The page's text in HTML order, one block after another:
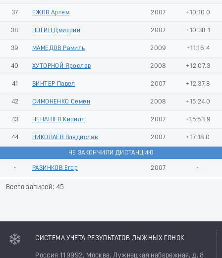
37 ЕЖОВ Артем 2007 +10:10.0
38 НОГИН Дмитрий 2007 +10:38.1
39 МАМЕДОВ Рамиль 2009 +11:16.4
40 ХУТОРНОЙ Ярослав 2008 +12:07.3
41 ВИНТЕР Павел 2007 +12:37.8
42 СИМОНЕНКО Семён 2008 +15:24.0
43 НЕНАШЕВ Кирилл 2007 +15:53.9
44 НИКОЛАЕВ Владислав 2007 +17:18.0
НЕ ЗАКОНЧИЛИ ДИСТАНЦИЮ
- РАЗИНКОВ Егор 2007 -
Всего записей: 45
СИСТЕМА УЧЕТА РЕЗУЛЬТАТОВ ЛЫЖНЫХ ГОНОК
Россия 119992, Москва, Лужнецкая набережная, д. 8